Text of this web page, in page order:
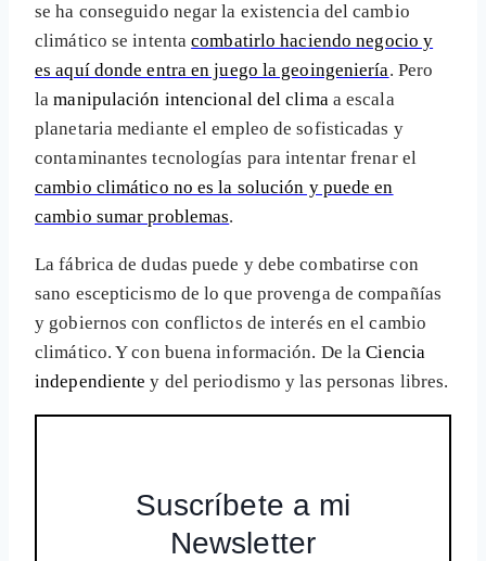
se ha conseguido negar la existencia del cambio
climático se intentacombatirlo haciendo negocio y
es aquí donde entra en juego la geoingeniería. Pero
lamanipulación intencional del climaa escala
planetaria mediante el empleo de sofisticadas y
contaminantes tecnologías para intentar frenar el
cambio climático no es la solución y puede en
cambio sumar problemas.
La fábrica de dudas puede y debe combatirse con
sano escepticismo de lo que provenga de compañías
y gobiernos con conflictos de interés en el cambio
climático. Y con buena información. De laCiencia
independiente y del periodismo y las personas libres.
Suscríbete a mi
Newsletter